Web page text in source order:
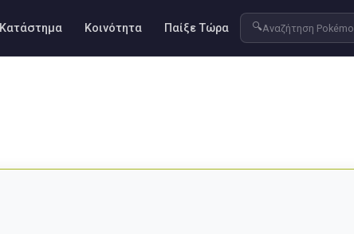
Κατάστημα Κοινότητα Παίξε Τώρα 🔍Αναζήτηση